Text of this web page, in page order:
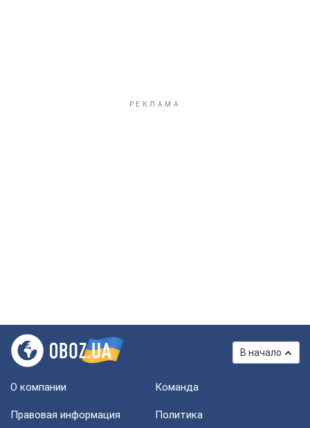
В начало
О компании Команда
Правовая информация
Политика